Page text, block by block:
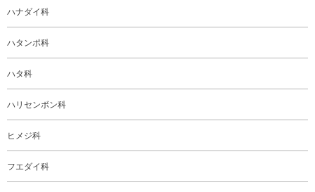
ハナダイ科
ハタンポ科
ハタ科
ハリセンボン科
ヒメジ科
フエダイ科